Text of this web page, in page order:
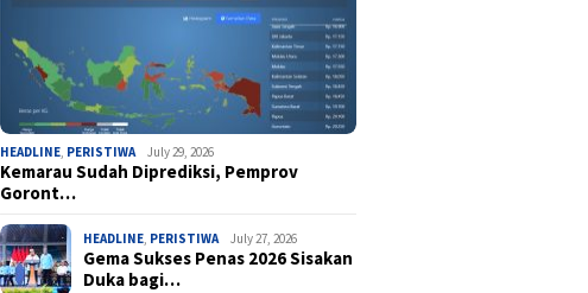
HEADLINE, PERISTIWA July 29, 2026
Kemarau Sudah Diprediksi, Pemprov
Goront…
HEADLINE, PERISTIWA July 27, 2026
Gema Sukses Penas 2026 Sisakan
Duka bagi…